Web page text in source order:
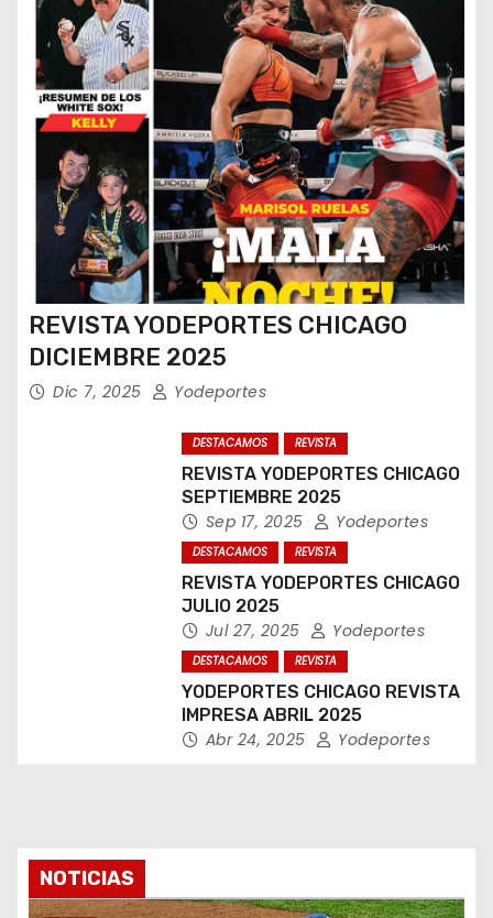
n
d
e
e
n
t
r
a
REVISTA YODEPORTES CHICAGO
DICIEMBRE 2025
Dic 7, 2025 Yodeportes
DESTACAMOS REVISTA
REVISTA YODEPORTES CHICAGO
SEPTIEMBRE 2025
Sep 17, 2025 Yodeportes
DESTACAMOS REVISTA
REVISTA YODEPORTES CHICAGO
JULIO 2025
Jul 27, 2025 Yodeportes
DESTACAMOS REVISTA
YODEPORTES CHICAGO REVISTA
IMPRESA ABRIL 2025
Abr 24, 2025 Yodeportes
NOTICIAS